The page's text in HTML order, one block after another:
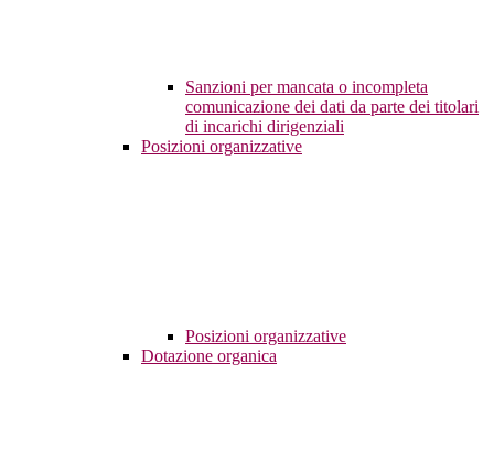
Sanzioni per mancata o incompleta
comunicazione dei dati da parte dei titolari
di incarichi dirigenziali
Posizioni organizzative
Posizioni organizzative
Dotazione organica